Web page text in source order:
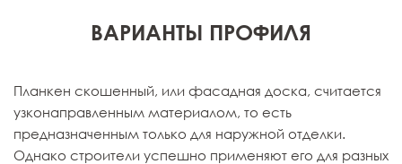
ВАРИАНТЫ ПРОФИЛЯ
Планкен скошенный, или фасадная доска, считается
узконаправленным материалом, то есть
предназначенным только для наружной отделки.
Однако строители успешно применяют его для разных